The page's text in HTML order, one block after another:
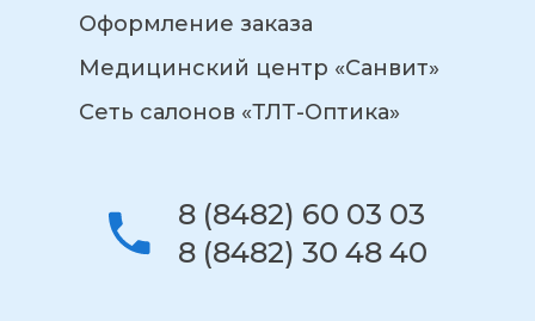
Оформление заказа
Медицинский центр «Санвит»
Сеть салонов «ТЛТ-Оптика»
8 (8482) 60 03 03
8 (8482) 30 48 40